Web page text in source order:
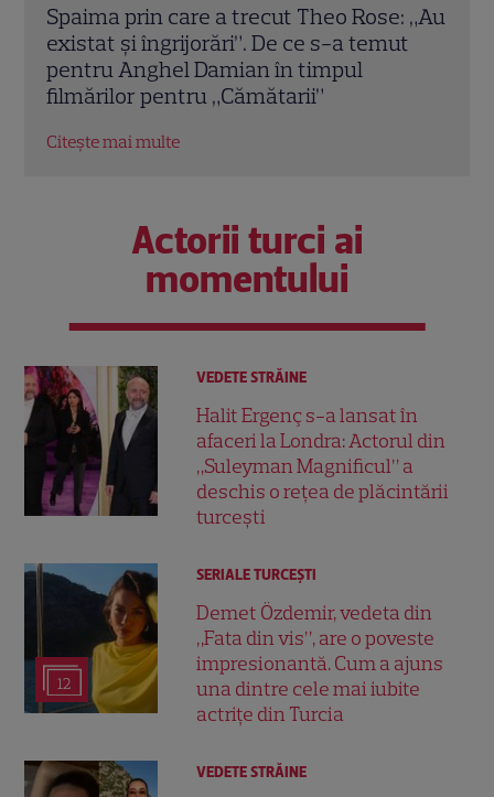
Câți bani au primit, de fapt, Nuțu și Sile
Cămătaru pentru serialul de pe VOYO și
PRO TV? Anghel Damian a dezvăluit
suma incredibilă
Citește mai multe
Actorii turci ai
momentului
VEDETE STRĂINE
Halit Ergenç s-a lansat în
afaceri la Londra: Actorul din
„Suleyman Magnificul” a
deschis o rețea de plăcintării
turcești
12
SERIALE TURCEŞTI
Demet Özdemir, vedeta din
„Fata din vis”, are o poveste
impresionantă. Cum a ajuns
una dintre cele mai iubite
actrițe din Turcia
VEDETE STRĂINE